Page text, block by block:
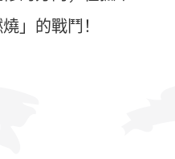
」的戰鬥！